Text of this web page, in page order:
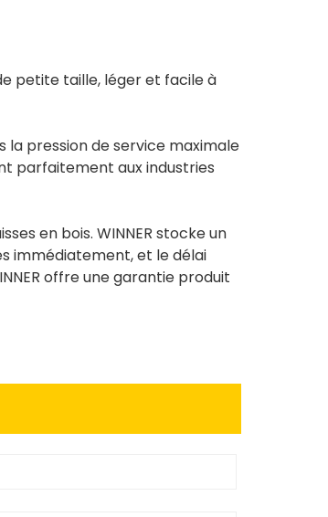
petite taille, léger et facile à
la pression de service maximale
parfaitement aux industries
en bois. WINNER stocke un
immédiatement, et le délai
offre une garantie produit